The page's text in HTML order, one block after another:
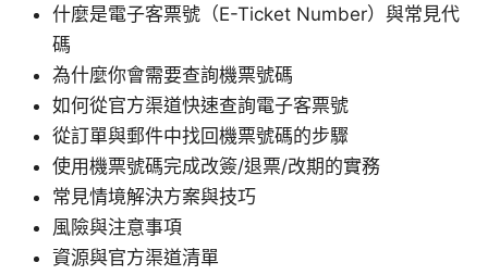
什麼是電子客票號（E-Ticket Number）與常見代
碼
為什麼你會需要查詢機票號碼
如何從官方渠道快速查詢電子客票號
從訂單與郵件中找回機票號碼的步驟
使用機票號碼完成改簽/退票/改期的實務
常見情境解決方案與技巧
風險與注意事項
資源與官方渠道清單